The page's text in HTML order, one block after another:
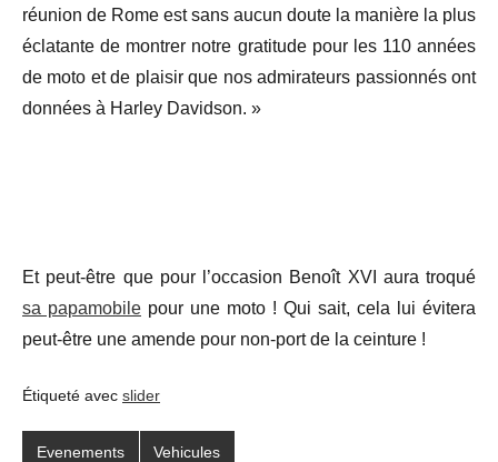
réunion de Rome est sans aucun doute la manière la plus
éclatante de montrer notre gratitude pour les 110 années
de moto et de plaisir que nos admirateurs passionnés ont
données à Harley Davidson. »
Et peut-être que pour l’occasion Benoît XVI aura troqué
sa papamobile pour une moto ! Qui sait, cela lui évitera
peut-être une amende pour non-port de la ceinture !
Étiqueté avec slider
Evenements Vehicules